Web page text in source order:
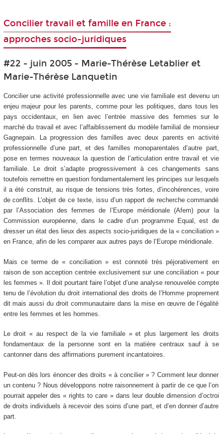
Concilier travail et famille en France :
approches socio-juridiques
#22 - juin 2005 - Marie-Thérèse Letablier et
Marie-Thérèse Lanquetin
Concilier une activité professionnelle avec une vie familiale est devenu un
enjeu majeur pour les parents, comme pour les politiques, dans tous les
pays occidentaux, en lien avec l’entrée massive des femmes sur le
marché du travail et avec l’affaiblissement du modèle familial de monsieur
Gagnepain. La progression des familles avec deux parents en activité
professionnelle d’une part, et des familles monoparentales d’autre part,
pose en termes nouveaux la question de l’articulation entre travail et vie
familiale. Le droit s’adapte progressivement à ces changements sans
toutefois remettre en question fondamentalement les principes sur lesquels
il a été construit, au risque de tensions très fortes, d’incohérences, voire
de conflits. L’objet de ce texte, issu d’un rapport de recherche commandé
par l’Association des femmes de l’Europe méridionale (Afem) pour la
Commission européenne, dans le cadre d’un programme Equal, est de
dresser un état des lieux des aspects socio-juridiques de la « conciliation »
en France, afin de les comparer aux autres pays de l’Europe méridionale.
Mais ce terme de « conciliation » est connoté très péjorativement en
raison de son acception centrée exclusivement sur une conciliation « pour
les femmes ». Il doit pourtant faire l’objet d’une analyse renouvelée compte
tenu de l’évolution du droit international des droits de l’Homme proprement
dit mais aussi du droit communautaire dans la mise en œuvre de l’égalité
entre les femmes et les hommes.
Le droit « au respect de la vie familiale » et plus largement les droits
fondamentaux de la personne sont en la matière centraux sauf à se
cantonner dans des affirmations purement incantatoires.
Peut-on dès lors énoncer des droits « à concilier » ? Comment leur donner
un contenu ? Nous développons notre raisonnement à partir de ce que l’on
pourrait appeler des « rights to care » dans leur double dimension d’octroi
de droits individuels à recevoir des soins d’une part, et d’en donner d’autre
part.